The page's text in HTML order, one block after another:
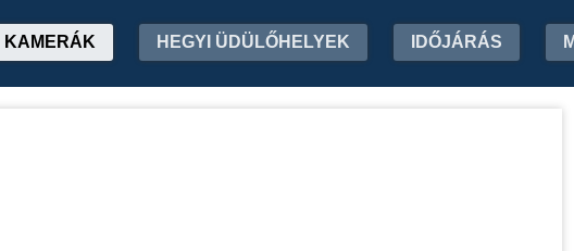
KAMERÁK HEGYI ÜDÜLŐHELYEK IDŐJÁRÁS